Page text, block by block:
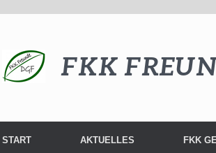
FKK
START AKTUELLES FKK